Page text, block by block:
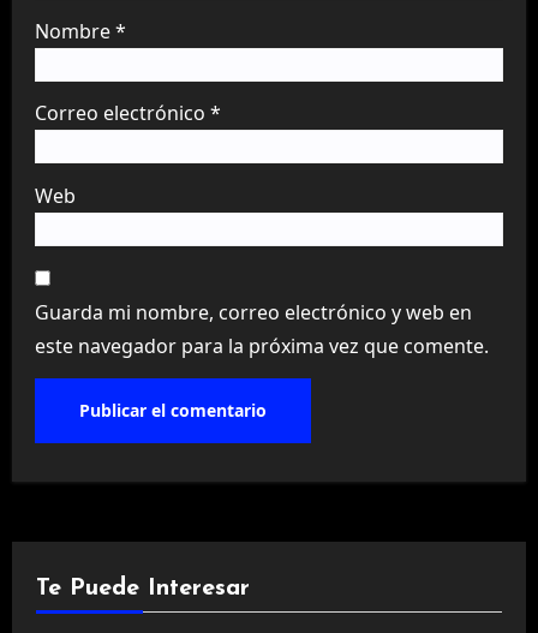
Nombre*
Correo electrónico *
Web
Guarda mi nombre, correo electrónico y web en
este navegador para la próxima vez que comente.
Te Puede Interesar